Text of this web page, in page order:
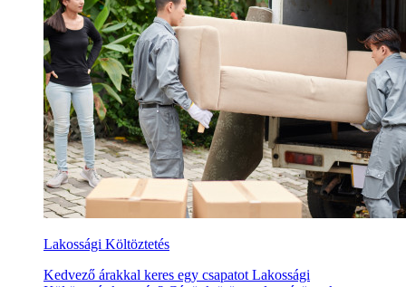
Lakossági Költöztetés
Kedvező árakkal keres egy csapatot Lakossági